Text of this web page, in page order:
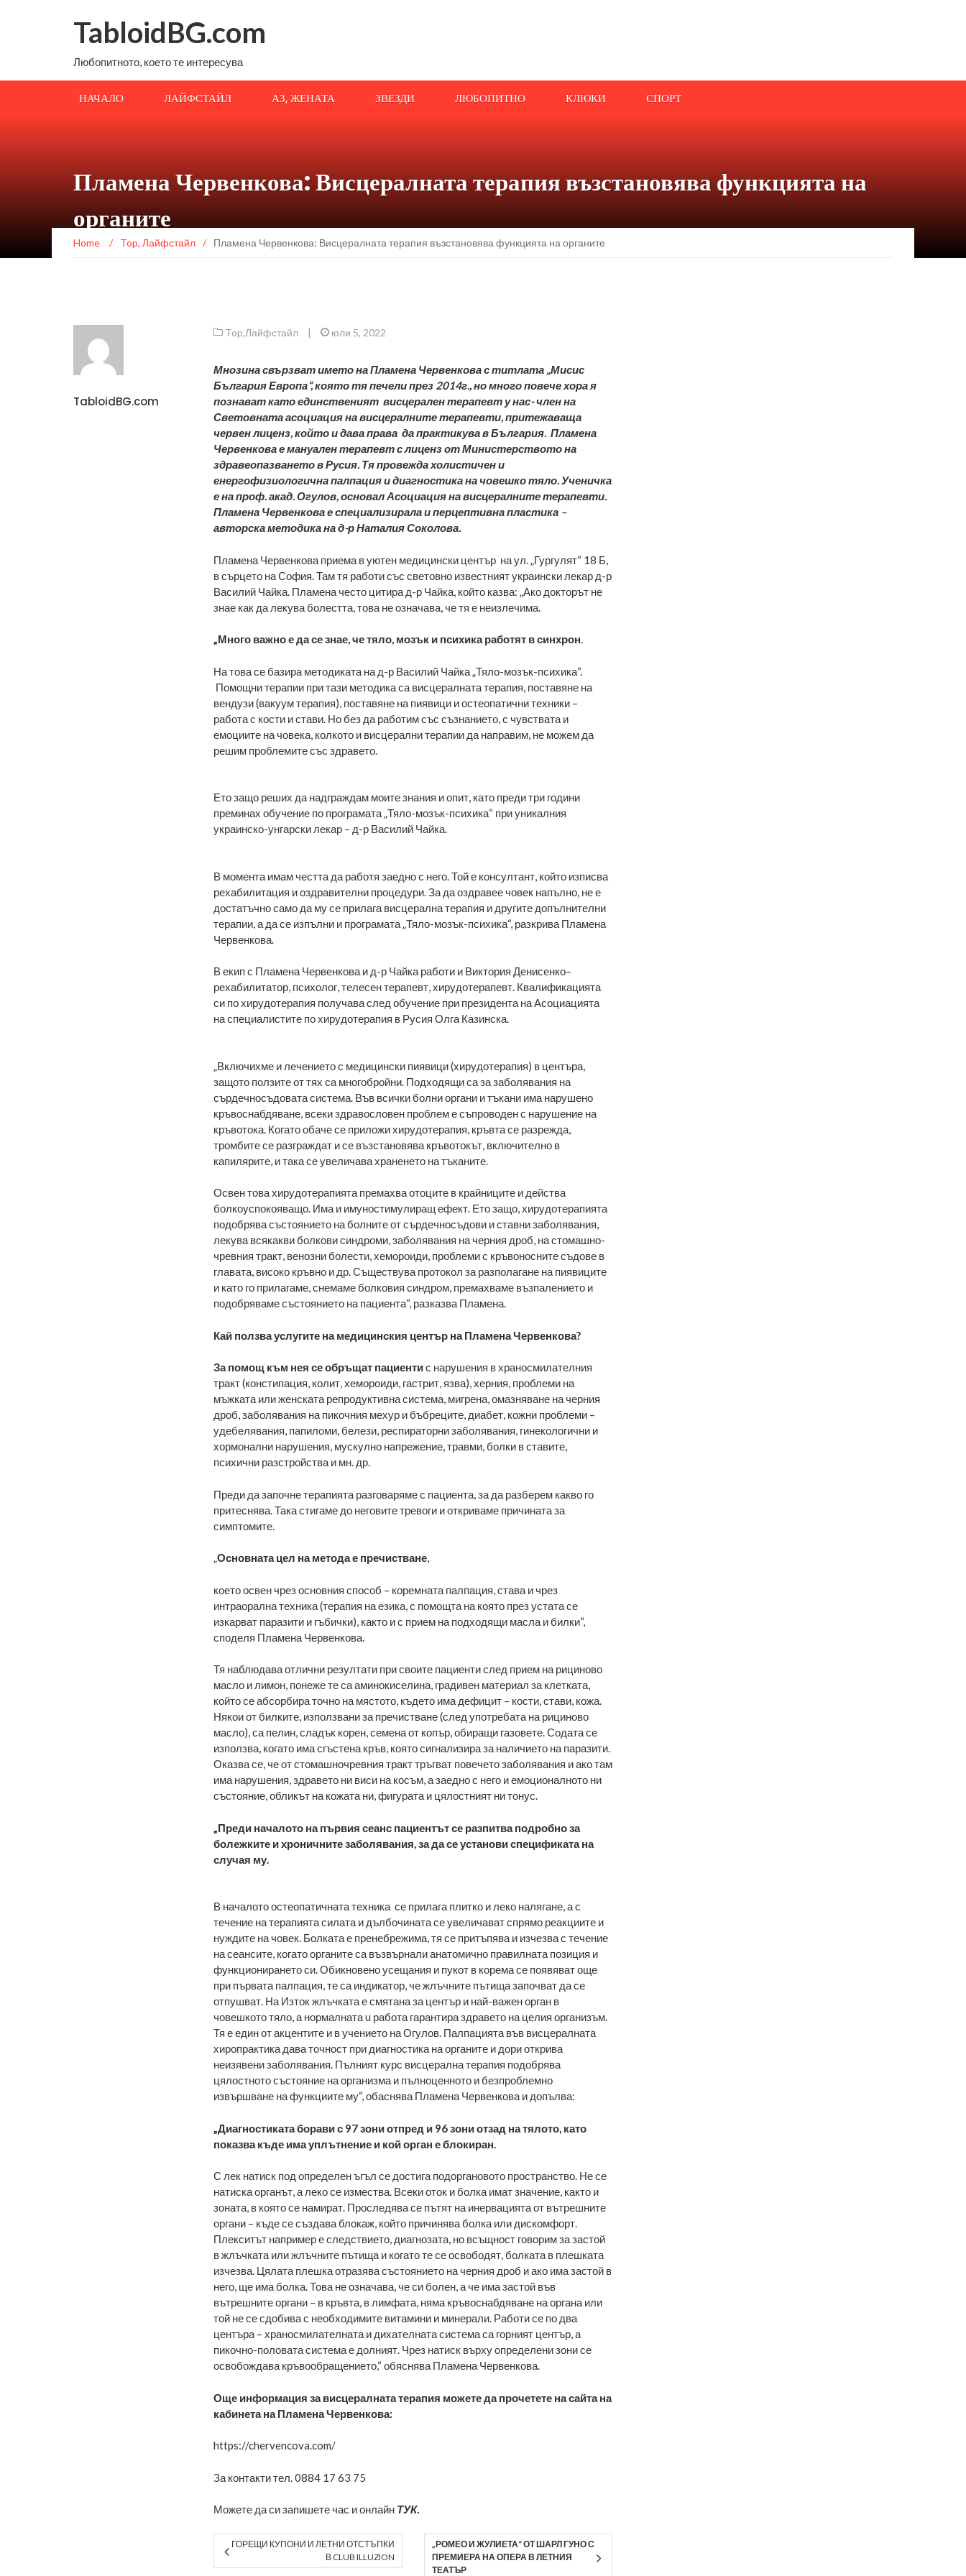
TabloidBG.com
Любопитното, което те интересува
НАЧАЛО ЛАЙФСТАЙЛ АЗ, ЖЕНАТА ЗВЕЗДИ ЛЮБОПИТНО КЛЮКИ СПОРТ
Пламена Червенкова: Висцералната терапия възстановява функцията на
органите
Home / Top, Лайфстайл / Пламена Червенкова: Висцералната терапия възстановява функцията на органите
TabloidBG.com
Top,Лайфстайл | юли 5, 2022
Мнозина свързват името на Пламена Червенкова с титлата „Мисис
България Европа“, която тя печели през 2014г., но много повече хора я
познават като единственият висцерален терапевт у нас- член на
Световната асоциация на висцералните терапевти, притежаваща
червен лиценз, който и дава права да практикува в България. Пламена
Червенкова е мануален терапевт с лиценз от Министерството на
здравеопазването в Русия. Тя провежда холистичен и
енергофизиологична палпация и диагностика на човешко тяло. Ученичка
е на проф. акад. Огулов, основал Асоциация на висцералните терапевти.
Пламена Червенкова е специализирала и перцептивна пластика –
авторска методика на д-р Наталия Соколова.
Пламена Червенкова приема вуютен медицински център на ул. „Гургулят“ 18 Б,
в сърцето на София. Там тя работи със световно известният украински лекар д-р
Василий Чайка. Пламена често цитира д-р Чайка, който казва: „Ако докторът не
знае как да лекува болестта, това не означава, че тя е неизлечима.
„Много важно е да се знае, че тяло, мозък и психика работят в синхрон.
На това се базира методиката на д-р Василий Чайка „Тяло-мозък-психика“.
Помощни терапии при тази методика са висцералнататерапия, поставяне на
вендузи (вакуум терапия), поставяне на пиявици и остеопатични техники –
работа с кости и стави. Но без да работим със съзнанието, с чувствата и
емоциите на човека, колкото и висцерални терапии да направим, не можем да
решим проблемите със здравето.
Ето защо реших да надграждам моите знания и опит, като преди три години
преминах обучение по програмата „Тяло-мозък-психика“ при уникалния
украинско-унгарски лекар – д-р Василий Чайка.
В момента имам честта да работя заедно с него. Той е консултант, който изписва
рехабилитация и оздравителни процедури. За да оздравее човек напълно, не е
достатъчно само да му се прилага висцерална терапия и другите допълнителни
терапии, а да се изпълни и програмата „Тяло-мозък-психика“, разкрива Пламена
Червенкова.
В екип с Пламена Червенкова и д-р Чайка работи и Виктория Денисенко–
рехабилитатор, психолог, телесен терапевт, хирудотерапевт. Квалификацията
си по хирудотерапия получава след обучение при президента на Асоциацията
на специалистите по хирудотерапия в Русия Олга Казинска.
„Включихме и лечението с медицински пиявици (хирудотерапия) в центъра,
защото ползите от тях са многобройни. Подходящи са за заболявания на
сърдечносъдовата система. Във всички болни органи и тъкани има нарушено
кръвоснабдяване, всеки здравословен проблем е съпроводен с нарушение на
кръвотока. Когато обаче се приложи хирудотерапия, кръвта се разрежда,
тромбите се разграждат и се възстановява кръвотокът, включително в
капилярите, и така се увеличава храненето на тъканите.
Освен това хирудотерапията премахва отоците в крайниците и действа
болкоуспокояващо. Има и имуностимулиращ ефект. Ето защо, хирудотерапията
подобрява състоянието на болните от сърдечносъдови и ставни заболявания,
лекува всякакви болкови синдроми, заболявания на черния дроб, на стомашно-
чревния тракт, венозни болести, хемороиди, проблеми с кръвоносните съдове в
главата, високо кръвно и др. Съществува протокол за разполагане на пиявиците
и като го прилагаме, снемаме болковия синдром, премахваме възпалението и
подобряваме състоянието на пациента“, разказва Пламена.
Кай ползва услугите на медицинския център на Пламена Червенкова?
За помощ към нея се обръщат пациентис нарушения в храносмилателния
тракт (констипация, колит, хемороиди, гастрит, язва), херния, проблеми на
мъжката или женската репродуктивна система, мигрена, омазняване на черния
дроб, заболявания на пикочния мехур и бъбреците, диабет, кожни проблеми –
удебелявания, папиломи, белези, респираторни заболявания, гинекологични и
хормонални нарушения, мускулно напрежение, травми, болки в ставите,
психични разстройства и мн. др.
Преди да започне терапията разговаряме с пациента, за да разберем какво го
притеснява. Така стигаме до неговите тревоги и откриваме причината за
симптомите.
„Основната цел на метода е пречистване,
което освен чрез основния способ – коремната палпация, става и чрез
интраорална техника (терапия на езика, с помощта на която през устата се
изкарват паразити и гъбички), както и с прием на подходящи масла и билки“,
споделя Пламена Червенкова.
Тя наблюдава отлични резултати при своите пациенти след прием на рициново
масло и лимон, понеже те са аминокиселина, градивен материал за клетката,
който се абсорбира точно на мястото, където има дефицит – кости, стави, кожа.
Някои от билките, използвани за пречистване (след употребата на рициново
масло), са пелин, сладък корен, семена от копър, обиращи газовете. Содата се
използва, когато има сгъстена кръв, която сигнализира за наличието на паразити.
Оказва се, че от стомашночревния тракт тръгват повечето заболявания и ако там
има нарушения, здравето ни виси на косъм, а заедно с него и емоционалното ни
състояние, обликът на кожата ни, фигурата и цялостният ни тонус.
„Преди началото на първия сеанс пациентът се разпитва подробно за
болежките и хроничните заболявания, за да се установи спецификата на
случая му.
В началото остеопатичната техника се прилага плитко и леко налягане, а с
течение на терапията силата и дълбочината се увеличават спрямо реакциите и
нуждите на човек. Болката е пренебрежима, тя се притъпява и изчезва с течение
на сеансите, когато органите са възвърнали анатомично правилната позиция и
функционирането си. Обикновено усещания и пукот в корема се появяват още
при първата палпация, те са индикатор, че жлъчните пътища започват да се
отпушват. На Изток жлъчката е смятана за център и най-важен орган в
човешкото тяло, а нормалната u работа гарантира здравето на целия организъм.
Тя е един от акцентите и в учението на Огулов. Палпацията във висцералната
хиропрактика дава точност при диагностика на органите и дори открива
неизявени заболявания. Пълният курс висцерална терапия подобрява
цялостното състояние на организма и пълноценното и безпроблемно
извършване на функциите му“, обаснява Пламена Червенкова и допълва:
„Диагностиката борави с 97 зони отпред и 96 зони отзад на тялото, като
показва къде има уплътнение и кой орган е блокиран.
С лек натиск под определен ъгъл се достига подоргановото пространство. Не се
натиска органът, а леко се измества. Всеки оток и болка имат значение, както и
зоната, в която се намират. Проследява се пътят на инервацията от вътрешните
органи – къде се създава блокаж, който причинява болка или дискомфорт.
Плекситът например е следствието, диагнозата, но всъщност говорим за застой
в жлъчката или жлъчните пътища и когато те се освободят, болката в плешката
изчезва. Цялата плешка отразява състоянието на черния дроб и ако има застой в
него, ще има болка. Това не означава, че си болен, а че има застой във
вътрешните органи – в кръвта, в лимфата, няма кръвоснабдяване на органа или
той не се сдобива с необходимите витамини и минерали. Работи се по два
центъра – храносмилателната и дихателната система са горният център, а
пикочно-половата система е долният. Чрез натиск върху определени зони се
освобождава кръвообращението,“ обяснява Пламена Червенкова.
Още информация за висцералната терапия можете да прочетете на сайта на
кабинета на Пламена Червенкова:
https://chervencova.com/
За контакти тел. 0884 17 63 75
Можете да си запишете час и онлайн ТУК.
ГОРЕЩИ КУПОНИ И ЛЕТНИ ОТСТЪПКИ
В CLUB ILLUZION
„РОМЕО И ЖУЛИЕТА“ ОТ ШАРЛ ГУНО С
ПРЕМИЕРА НА ОПЕРА В ЛЕТНИЯ
ТЕАТЪР